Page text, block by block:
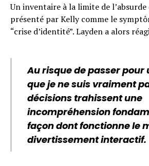
Un inventaire à la limite de l’absurde
présenté par Kelly comme le
“crise d’identité”. Layden a alors
Au risque de passer pour
que je ne suis vraiment
décisions trahissent une
incompréhension
façon dont fonctionne le
divertissement interactif.